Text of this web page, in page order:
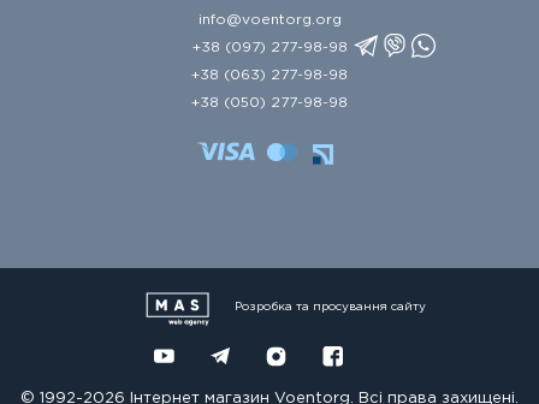
info@voentorg.org
+38 (097) 277-98-98
+38 (063) 277-98-98
+38 (050) 277-98-98
© 1992-2026 Інтернет магазин Voentorg. Всі права захищені.
Розробка та просування сайту